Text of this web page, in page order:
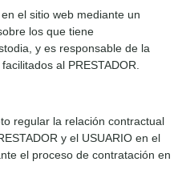
el sitio web mediante un
los que tiene
y es responsable de la
al PRESTADOR.
regular la relación contractual
y el USUARIO en el
el proceso de contratación en